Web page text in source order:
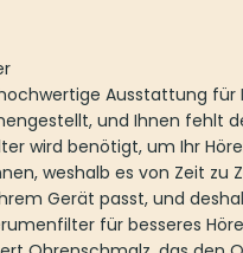
Ausstattung
und Ihnen fehlt
wird benötigt, um Ihr
weshalb es von Zeit zu
Gerät passt, und
für besseres